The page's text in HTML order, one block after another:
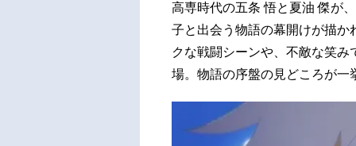
高専時代の五条 悟と夏油 傑が
子と出会う物語の幕開けが描か
クな戦闘シーンや、不敵な笑み
場。物語の序盤の見どころが一